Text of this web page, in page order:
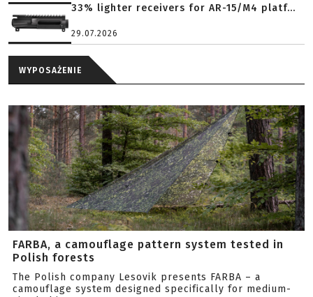
33% lighter receivers for AR-15/M4 platf...
29.07.2026
WYPOSAŻENIE
FARBA, a camouflage pattern system tested in
Polish forests
The Polish company Lesovik presents FARBA – a
camouflage system designed specifically for medium-